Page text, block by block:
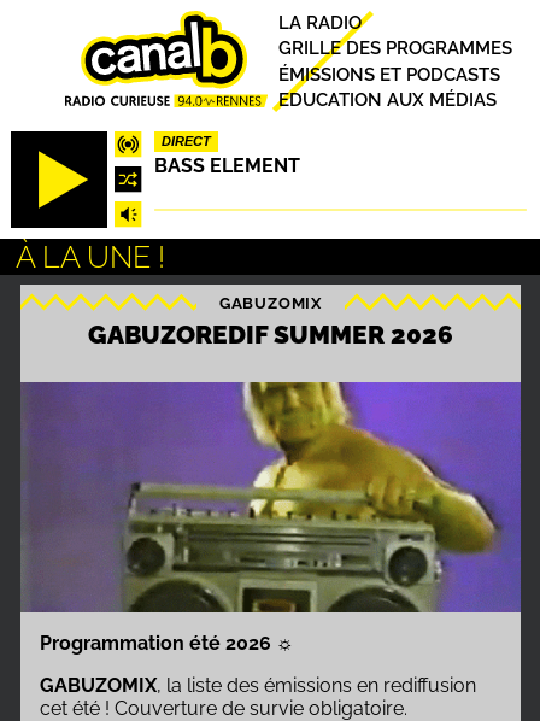
DIRECT
BASS ELEMENT
Principal
LA RADIO
GRILLE DES PROGRAMMES
ÉMISSIONS ET PODCASTS
EDUCATION AUX MÉDIAS
À LA UNE !
GABUZOMIX
GABUZOREDIF SUMMER 2026
Programmation été 2026 ☼
GABUZOMIX, la liste des émissions en rediffusion
cet été ! Couverture de survie obligatoire.